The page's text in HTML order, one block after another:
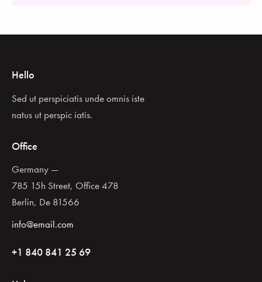
Hello
Sed ut perspiciatis unde omnis iste
natus ut perspic iatis.
Office
Germany —
785 15h Street, Office 478
Berlin, De 81566
info@email.com
+1 840 841 25 69